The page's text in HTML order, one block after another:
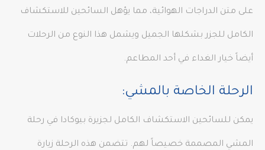
على متن الدراجات الهوائية، مما يؤهل السائحين للاستكشاف
الكامل للجزر بشكلها الجميل ويشمل هذا النوع من الرحلات
أيضاً خيار الغداء في أحد المطاعم.
الرحلة الخاصة بالمشي:
يمكن للسائحين الاستكشاف الكامل لجزيرة بيوكادا في رحلة
المشي المصممة خصيصاً لهم. تتضمن هذه الرحلة زيارة